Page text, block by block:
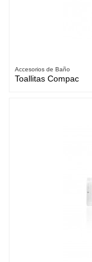
Accesorios de Baño
Toallitas Compac